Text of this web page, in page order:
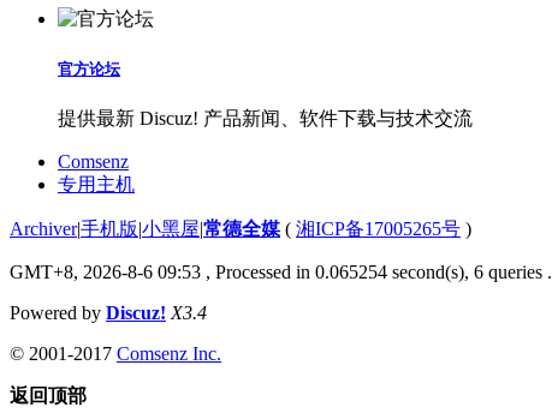
官方论坛
提供最新 Discuz! 产品新闻、软件下载与技术交流
Comsenz
专用主机
Archiver|手机版|小黑屋|常德全媒 ( 湘ICP备17005265号 )
GMT+8, 2026-8-6 09:53 , Processed in 0.065254 second(s), 6 queries .
Powered by Discuz! X3.4
© 2001-2017 Comsenz Inc.
返回顶部